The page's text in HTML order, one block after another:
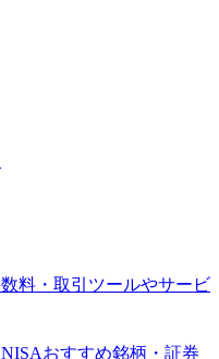
料・取引ツールやサービ
おすすめ銘柄・証券